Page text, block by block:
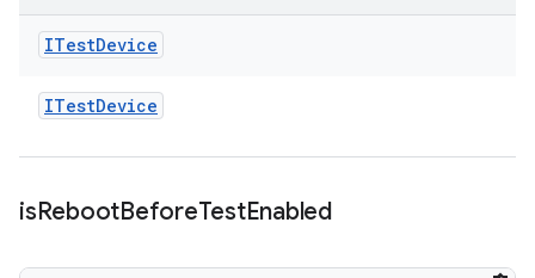
ITestDevice
ITestDevice
isRebootBeforeTestEnabled